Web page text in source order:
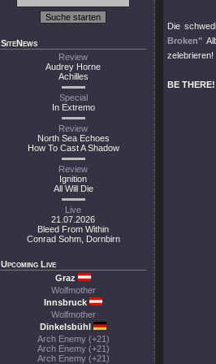
SiteNews
Review
Audrey Horne
Achilles
Special
In Extremo
Review
North Sea Echoes
How To Cast A Shadow
Review
Ignition
All Will Die
Live
21.07.2026
Bleed From Within
Conrad Sohm, Dornbirn
Upcoming Live
Graz
Wolfmother
Innsbruck
Wolfmother
Dinkelsbühl
Arch Enemy (+21)
Arch Enemy (+21)
Arch Enemy (+21)
Die
Broken"
zelebrieren!
BE THERE!